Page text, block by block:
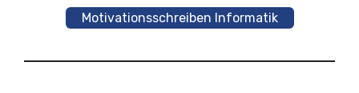
Motivationsschreiben Informatik